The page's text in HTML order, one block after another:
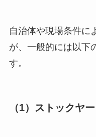
自治体や現場条件に
が、一般的には以下
す。
（1）ストックヤ